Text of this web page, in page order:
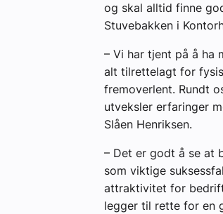
og skal alltid finne
Stuvebakken i
– Vi har tjent på å ha
alt tilrettelagt for
fremoverlent. Rundt
utveksler erfaringer
Slåen Henriksen.
– Det er godt å se at
som viktige
attraktivitet for
legger til rette for en